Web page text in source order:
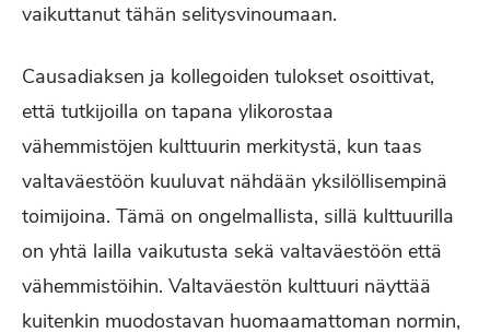
vaikuttanut tähän selitysvinoumaan.
Causadiaksen ja kollegoiden tulokset osoittivat,
että tutkijoilla on tapana ylikorostaa
vähemmistöjen kulttuurin merkitystä, kun taas
valtaväestöön kuuluvat nähdään yksilöllisempinä
toimijoina. Tämä on ongelmallista, sillä kulttuurilla
on yhtä lailla vaikutusta sekä valtaväestöön että
vähemmistöihin. Valtaväestön kulttuuri näyttää
kuitenkin muodostavan huomaamattoman normin,